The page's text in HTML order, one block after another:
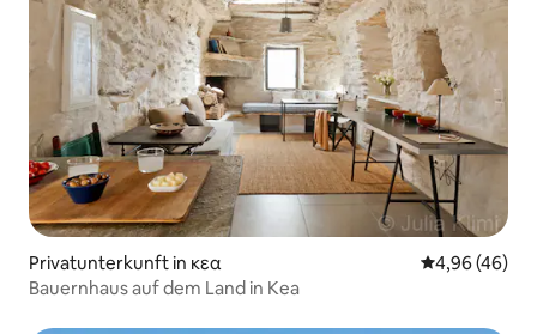
Privatunterkunft in κεα
4,96 (46)
Bauernhaus auf dem Land in Kea